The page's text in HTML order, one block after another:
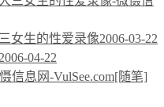
女生的性爱录像2006-03-22
04-22
[随笔]